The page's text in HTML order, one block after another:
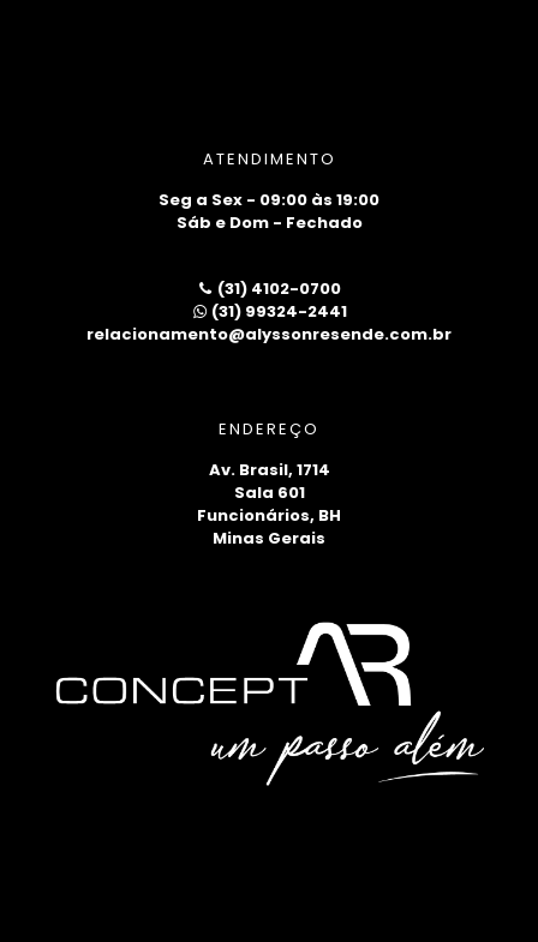
ATENDIMENTO
Seg a Sex - 09:00 às 19:00
Sáb e Dom - Fechado
(31) 4102-0700
(31) 99324-2441
relacionamento@alyssonresende.com.br
ENDEREÇO
Av. Brasil, 1714
Sala 601
Funcionários, BH
Minas Gerais